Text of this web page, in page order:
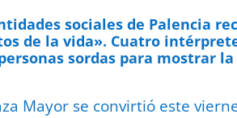
sociales de Palencia
de la vida». Cuatro
sordas para mostrar
Mayor se convirtió este